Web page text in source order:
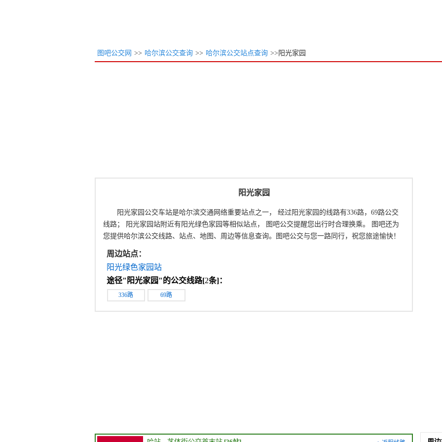
图吧公交网 >> 哈尔滨公交查询 >> 哈尔滨公交站点查询 >>阳光家园
阳光家园
阳光家园公交车站是哈尔滨交通网络重要站点之一， 经过阳光家园的线路有336路，69路公交
线路； 阳光家园站附近有阳光绿色家园等相似站点， 图吧公交提醒您出行时合理换乘。 图吧还为
您提供哈尔滨公交线路、站点、地图、周边等信息查询。图吧公交与您一路同行，祝您旅途愉快！
周边站点：
阳光绿色家园站
途径" 阳光家园"的公交线路[2条]：
336路 69路